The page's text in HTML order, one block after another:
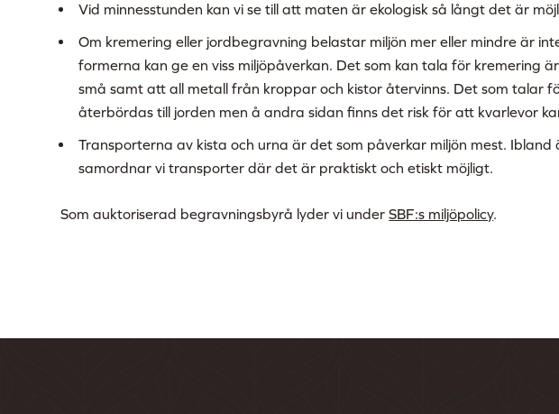
Vid minnesstunden kan vi se till att maten är ekologisk så långt det är
Om kremering eller jordbegravning belastar miljön mer eller mindre är
formerna kan ge en viss miljöpåverkan. Det som kan tala för kremering
små samt att all metall från kroppar och kistor återvinns. Det som talar
återbördas till jorden men å andra sidan finns det risk för att kvarlevor
Transporterna av kista och urna är det som påverkar miljön mest.
samordnar vi transporter där det är praktiskt och etiskt möjligt.
Som auktoriserad begravningsbyrå lyder vi underSBF:s miljöpolicy.